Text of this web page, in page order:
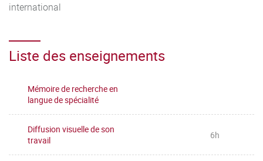
international
Liste des enseignements
Mémoire de recherche en
langue de spécialité
Diffusion visuelle de son
travail
6h